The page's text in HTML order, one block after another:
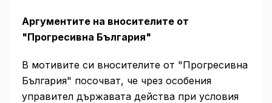
Аргументите на вносителите от
"Прогресивна България"
В мотивите си вносителите от "Прогресивна
България" посочват, че чрез особения
управител държавата действа при условия